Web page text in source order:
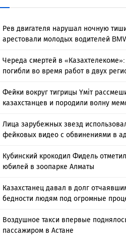
Рев двигателя нарушал ночную
арестовали молодых водителей
Череда смертей в «Казахтелекоме»:
погибли во время работ в двух
Фейки вокруг тигрицы Үміт
казахстанцев и породили волну
Лица зарубежных звезд
фейковых видео с обвинениями в
Кубинский крокодил Фидель
юбилей в зоопарке Алматы
Казахстанец давал в долг
бедности людям под огромные
Воздушное такси впервые
пассажиром в Астане